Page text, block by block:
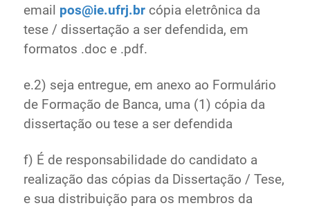
email pos@ie.ufrj.brcópia eletrônica da
tese / dissertação a ser defendida, em
formatos .doc e .pdf.
e.2) seja entregue, em anexo ao Formulário
de Formação de Banca, uma (1) cópia da
dissertação ou tese a ser defendida
f) É de responsabilidade do candidato a
realização das cópias da Dissertação / Tese,
e sua distribuição para os membros da